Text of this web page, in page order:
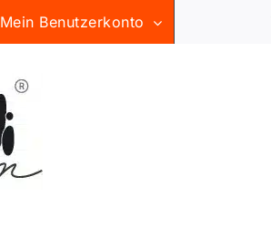
Mein Benutzerkonto